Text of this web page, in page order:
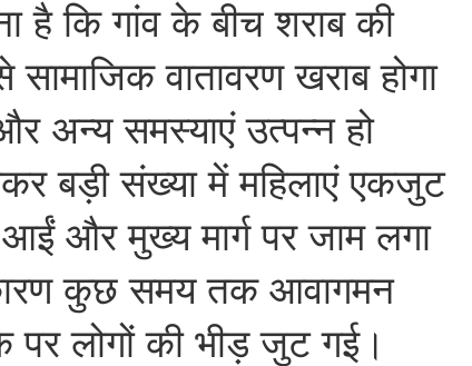
है कि गांव के बीच शराब की
वातावरण खराब होगा
अन्य समस्याएं उत्पन्न हो
बड़ी संख्या में महिलाएं एकजुट
और मुख्य मार्ग पर जाम लगा
कुछ समय तक आवागमन
पर लोगों की भीड़ जुट गई।